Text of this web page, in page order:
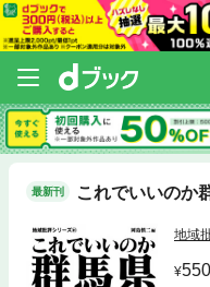
最新刊 これでいいのか
地域
550